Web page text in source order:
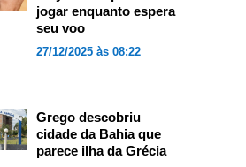
jogar enquanto espera
seu voo
27/12/2025 às 08:22
Grego descobriu
cidade da Bahia que
parece ilha da Grécia